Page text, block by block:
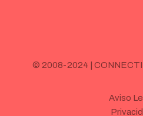
© 2008-2024 |
Aviso